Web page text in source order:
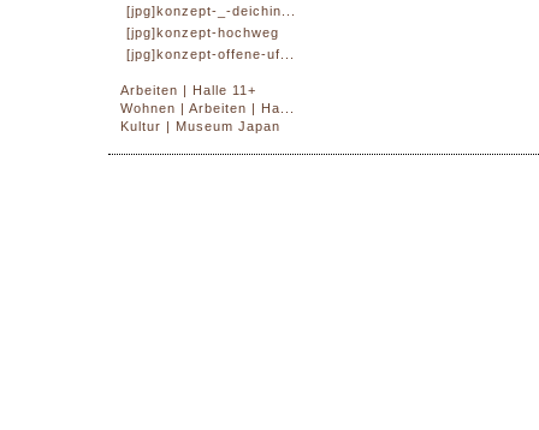
[jpg]konzept-_-deichin...
[jpg]konzept-hochweg
[jpg]konzept-offene-uf...
Arbeiten | Halle 11+
Wohnen | Arbeiten | Ha...
Kultur | Museum Japan